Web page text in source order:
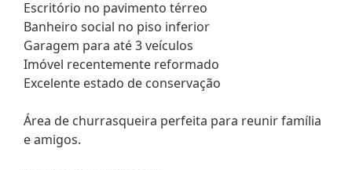
Escritório no pavimento térreo
Banheiro social no piso inferior
Garagem para até 3 veículos
Imóvel recentemente reformado
Excelente estado de conservação
Área de churrasqueira perfeita para reunir família
e amigos.